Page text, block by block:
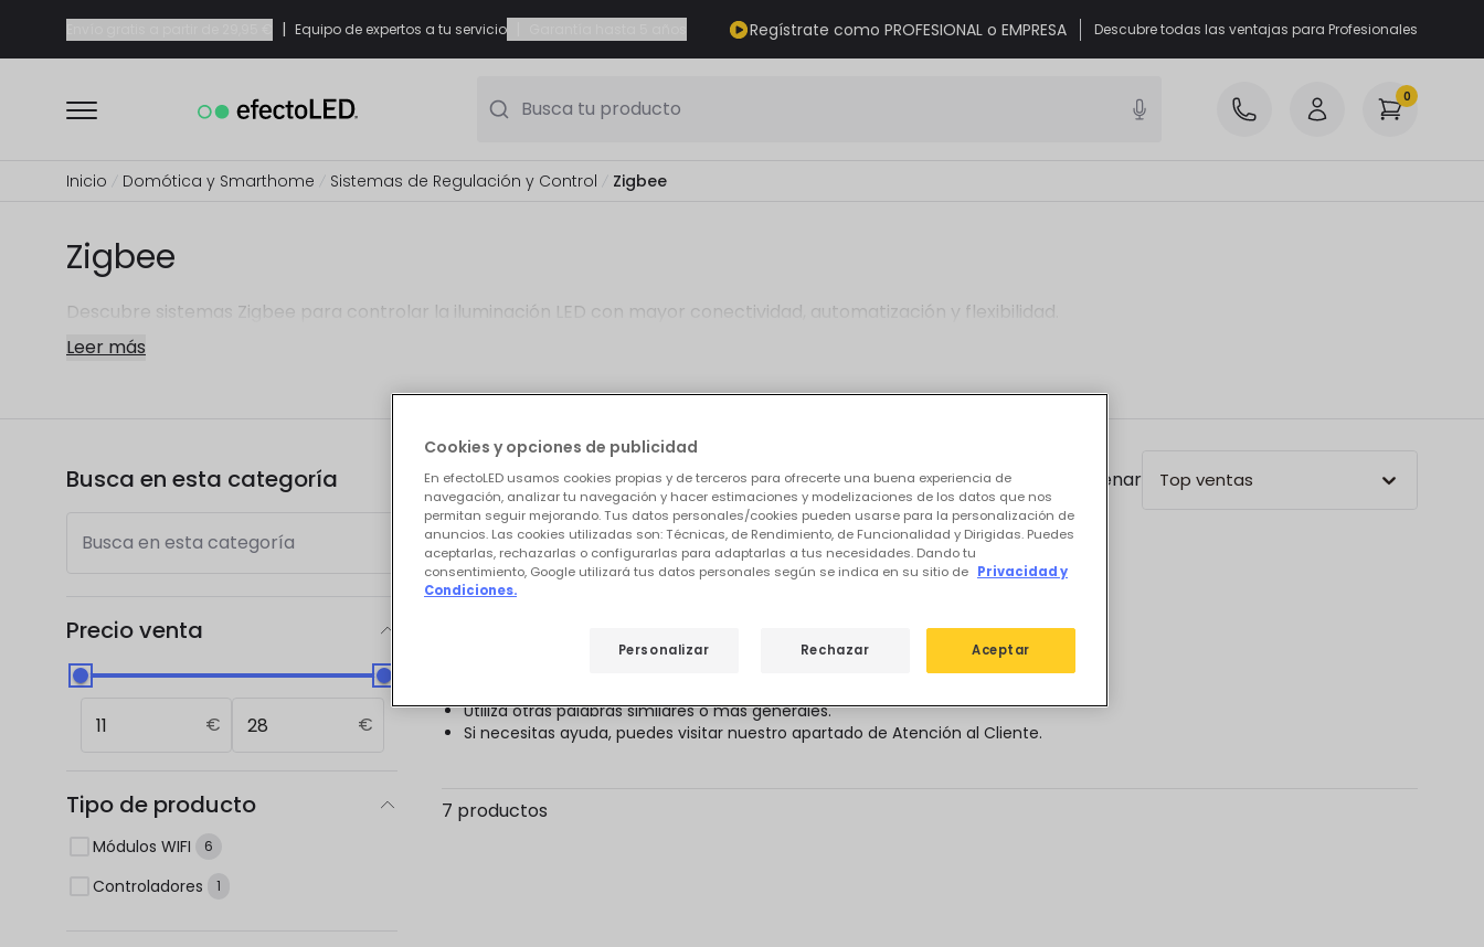
| Equipo de expertos a tu servicio Regístrate como PROFESIONAL o EMPRESA Descubre todas las ventajas para Profesionales
Busca tu producto 0
Inicio Domótica y Smarthome Sistemas de Regulación y Control Zigbee
Zigbee
Descubre sistemas Zigbee para controlar la iluminación LED con mayor conectividad, automatización y flexibilidad.
Leer más
Busca en esta categoría
Busca en esta categoría
Precio venta
€ €
Tipo de producto
Módulos WIFI 6
Controladores 1
7 productos Ordenar Top ventas
Nuestros productos destacados deZigbee
Utiliza otras palabras similares o más generales.
Si necesitas ayuda, puedes visitar nuestro apartado de Atención al Cliente.
7 productos
Cookies y opciones de publicidad
En efectoLED usamos cookies propias y de terceros para ofrecerte una buena experiencia de
navegación, analizar tu navegación y hacer estimaciones y modelizaciones de los datos que nos
permitan seguir mejorando. Tus datos personales/cookies pueden usarse para la personalización de
anuncios. Las cookies utilizadas son: Técnicas, de Rendimiento, de Funcionalidad y Dirigidas. Puedes
aceptarlas, rechazarlas o configurarlas para adaptarlas a tus necesidades. Dando tu
consentimiento, Google utilizará tus datos personales según se indica en su sitio de Privacidad y
Condiciones.
Rechazar Aceptar
Personalizar